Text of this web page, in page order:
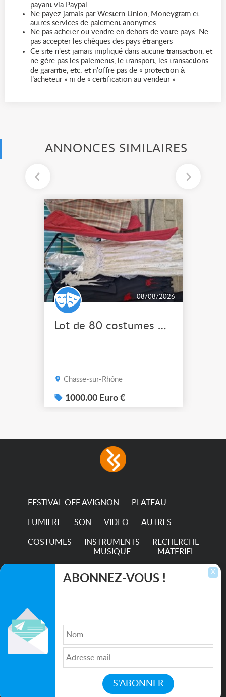
payant via Paypal
Ne payez jamais par Western Union, Moneygram et
autres services de paiement anonymes
Ne pas acheter ou vendre en dehors de votre pays. Ne
pas accepter les chèques des pays étrangers
Ce site n'est jamais impliqué dans aucune transaction, et
ne gère pas les paiements, le transport, les transactions
de garantie, etc. et n'offre pas de « protection à
l’acheteur » ni de « certification au vendeur »
ANNONCES SIMILAIRES
08/08/2026
Lot de 80 costumes de scène pro
Chasse-sur-Rhône
1000.00 Euro €
FESTIVAL OFF AVIGNON PLATEAU
LUMIERE SON VIDEO AUTRES
COSTUMES
INSTRUMENTS
MUSIQUE
RECHERCHE
MATERIEL
TRANSPORTS
Qui sommes nous ?| Médias
Politique de confidentialité| Partenaires|
Mentions légales
X
ABONNEZ-VOUS !